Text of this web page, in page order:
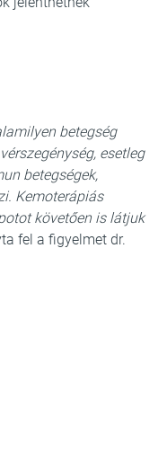
betegség
esetleg
betegségek,
Kemoterápiás
követően is látjuk
fel a figyelmet dr.